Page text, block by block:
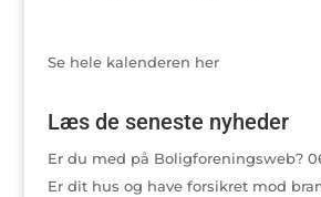
Se hele kalenderen her
Læs de seneste nyheder
Er du med på Boligforeningsweb?
Er dit hus og have forsikret mod